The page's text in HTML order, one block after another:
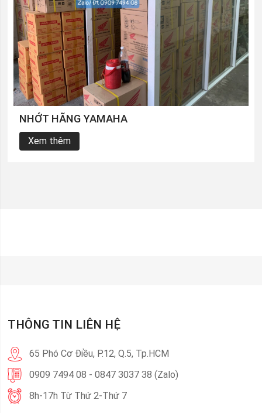
NHỚT HÃNG YAMAHA
Xem thêm
THÔNG TIN LIÊN HỆ
65 Phó Cơ Điều, P.12, Q.5, Tp.HCM
0909 7494 08 - 0847 3037 38 (Zalo)
8h-17h Từ Thứ 2-Thứ 7